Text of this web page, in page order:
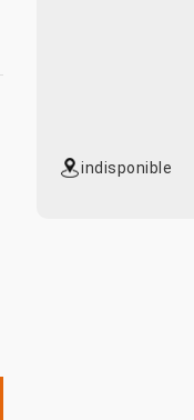
indisponible